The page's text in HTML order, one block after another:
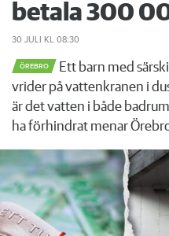
betala 300
30 JULI KL 08:30
ÖREBRO
Ett barn med
vrider på vattenkranen i
är det vatten i både
ha förhindrat menar